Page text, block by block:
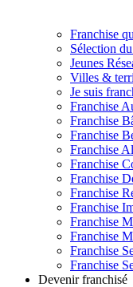
Franchise
Sélection
Jeunes
Villes &
Je suis
Franchise
Franchise
Franchise
Franchise
Franchise
Franchise
Franchise
Franchise
Franchise
Franchise
Franchise
Franchise
Devenir franchisé